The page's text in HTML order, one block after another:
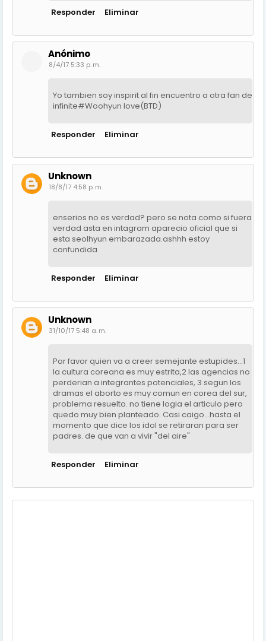
Responder Eliminar
Anónimo
8/4/17 5:33 p. m.
Yo tambien soy inspirit al fin encuentro a otra fan de
infinite#Woohyun love(BTD)
Responder Eliminar
Unknown
18/8/17 4:58 p. m.
enserios no es verdad? pero se nota como si fuera
verdad asta en intagram aparecio oficial que si
esta seolhyun embarazada.ashhh estoy
confundida
Responder Eliminar
Unknown
31/10/17 5:48 a. m.
Por favor quien va a creer semejante estupides...1
la cultura coreana es muy estrita,2 las agencias no
perderian a integrantes potenciales, 3 segun los
dramas el aborto es muy comun en corea del sur,
problema resuelto. no tiene logia el articulo pero
quedo muy bien planteado. Casi caigo...hasta el
momento que dice los idol se retiraran para ser
padres. de que van a vivir "del aire"
Responder Eliminar